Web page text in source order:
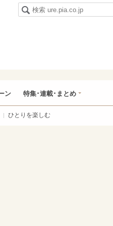
ン 特集･連載･まとめ
ひとりを楽しむ